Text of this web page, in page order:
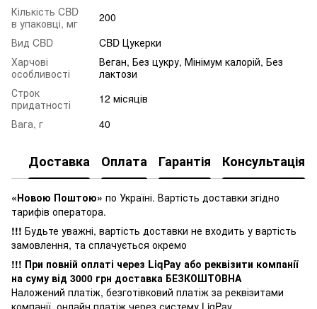
Кількість CBD
в упаковці, мг
200
Вид CBD
CBD Цукерки
Харчові
особливості
Веган, Без цукру, Мінімум калорій, Без
лактози
Строк
придатності
12 місяців
Вага, г
40
Доставка Оплата Гарантія Консультація
«Новою Поштою» по Україні. Вартість доставки згідно
тарифів оператора.
!!! Будьте уважні, вартість доставки не входить у вартість
замовлення, та сплачується окремо
!!! При повній оплаті через LiqPay або реквізити компанії
на суму від 3000 грн доставка БЕЗКОШТОВНА
Наложений платіж, безготівковий платіж за реквізитами
компанії, онлайн платіж через систему LiqPay